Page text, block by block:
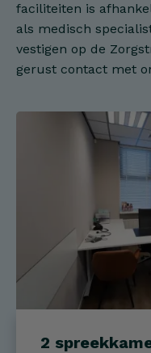
faciliteiten is
als medisch
vestigen op de
gerust contact met
2